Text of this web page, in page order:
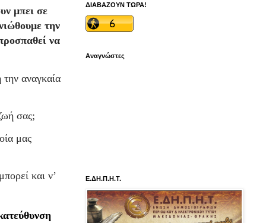
μπει σε
την
να
την αναγκαία
σας;
μας
και ν’
ΔΙΑΒΑΖΟΥΝ ΤΩΡΑ!
Αναγνώστες
Ε.ΔΗ.Π.Η.Τ.